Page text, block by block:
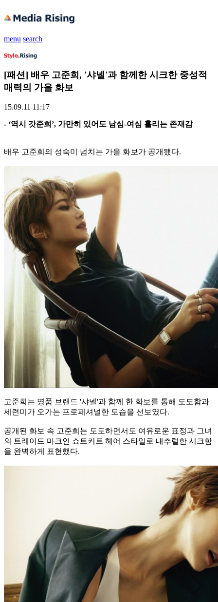
menu search
[패션] 배우 고준희, '샤넬'과 함께한 시크한 중성적
매력의 가을 화보
15.09.11 11:17
- ‘역시 갓준희’, 가만히 있어도 남심-여심 홀리는 존재감
배우 고준희의 성숙미 넘치는 가을 화보가 공개됐다.
고준희는 명품 브랜드 '샤넬'과 함께 한 화보를 통해 도도함과
세련미가 오가는 프로페셔널한 모습을 선보였다.
공개된 화보 속 고준희는 도도하면서도 여유로운 표정과 그녀
의 트레이드 마크인 쇼트커트 헤어 스타일로 내추럴한 시크함
을 완벽하게 표현했다.